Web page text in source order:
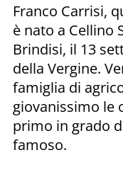
Franco Carrisi,
è nato a Cellino
Brindisi, il 13
della Vergine.
famiglia di
giovanissimo le
primo in grado
famoso.